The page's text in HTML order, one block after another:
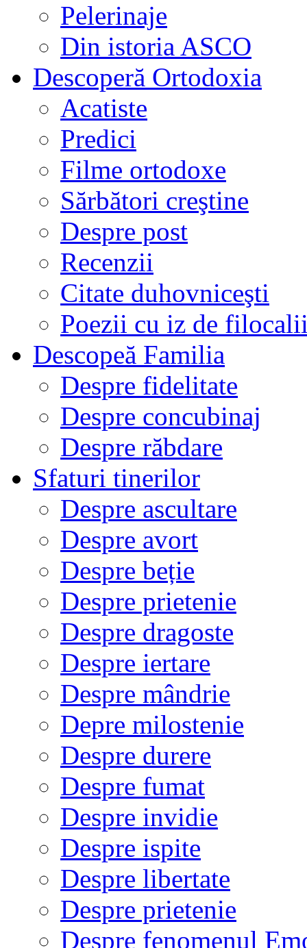
Pelerinaje
Din istoria ASCO
Descoperă Ortodoxia
Acatiste
Predici
Filme ortodoxe
Sărbători creştine
Despre post
Recenzii
Citate duhovniceşti
Poezii cu iz de
Descopeă Familia
Despre fidelitate
Despre concubinaj
Despre răbdare
Sfaturi tinerilor
Despre ascultare
Despre avort
Despre beție
Despre prietenie
Despre dragoste
Despre iertare
Despre mândrie
Depre milostenie
Despre durere
Despre fumat
Despre invidie
Despre ispite
Despre libertate
Despre prietenie
Despre fenomenul